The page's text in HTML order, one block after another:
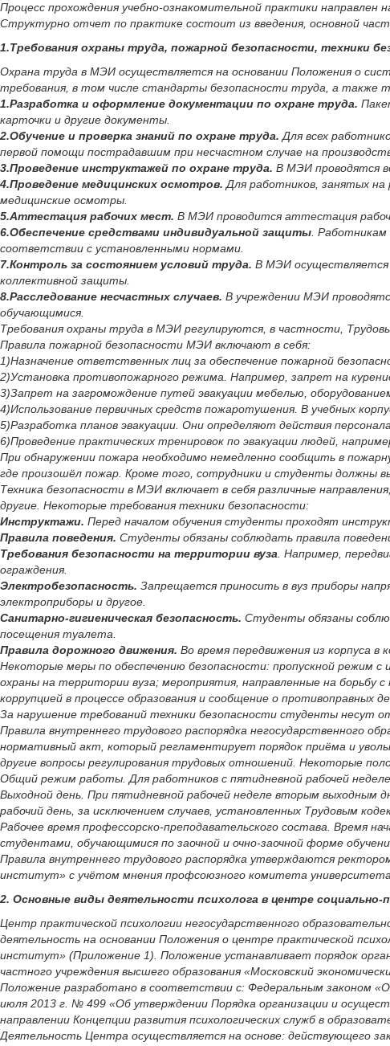
Процесс прохождения учебно-ознакомительной практики
Структурно отчет по практике состоит из введения, основной
1.Требования охраны труда, пожарной безопасности, техники
Охрана труда в МЭИ осуществляется на основании Положения о
требования, в том числе стандарты безопасности труда, а также
1.Разработка и оформление документации по охране труда.
карточки и другие документы.
2.Обучение и проверка знаний по охране труда. Для всех
первой помощи пострадавшим при несчастном случае на
3.Проведение инструктажей по охране труда. В МЭИ проводятся
4.Проведение медицинских осмотров. Для работников, занятых на
медицинские осмотры.
5.Аттестация рабочих мест. В МЭИ проводится аттестация
6.Обеспечение средствами индивидуальной защиты .
соответствии с установленными нормами.
7.Контроль за состоянием условий труда. В МЭИ осуществляется
коллективной защиты.
8.Расследование несчастных случаев. В учреждении МЭИ
обучающимися.
Требования охраны труда в МЭИ регулируются, в частности,
Правила пожарной безопасности МЭИ включают в себя:
1)Назначение ответственных лиц за обеспечение пожарной
2)Установка противопожарного режима. Например, запрет на
3)Запрет на загромождение путей эвакуации мебелью,
4)Использование первичных средств пожаротушения. В учебных
5)Разработка планов эвакуации. Они определяют действия
6)Проведение практических тренировок по эвакуации людей,
При обнаружении пожара необходимо немедленно сообщить в
где произошёл пожар. Кроме того, сотрудники и студенты должны
Техника безопасности в МЭИ включает в себя различные
другие. Некоторые требования техники безопасности:
Инструктажи. Перед началом обучения студенты проходят
Правила поведения. Студенты обязаны соблюдать правила
Требования безопасности на территории вуза . Например,
ограждения.
Электробезопасность. Запрещается приносить в вуз приборы
электроприборы и другое.
Санитарно-гигиеническая безопасность. Студенты обязаны
посещения туалета.
Правила дорожного движения. Во время передвижения из корпуса в
Некоторые меры по обеспечению безопасности: пропускной режим
охраны на территории вуза; мероприятия, направленные на борьбу
коррупцией в процессе образования и сообщение о противоправных
За нарушение требований техники безопасности студенты несут
Правила внутреннего трудового распорядка негосударственного
нормативный акт, который регламентирует порядок приёма и
другие вопросы регулирования трудовых отношений. Некоторые
Общий режим работы. Для работников с пятидневной рабочей
Выходной день. При пятидневной рабочей неделе вторым выходным
рабочий день, за исключением случаев, установленных Трудовым
Рабочее время профессорско-преподавательского состава. Время
студентами, обучающимися по заочной и очно-заочной форме
Правила внутреннего трудового распорядка утверждаются
институт» с учётом мнения профсоюзного комитета университета.
2. Основные виды деятельности психолога в центре
Центр практической психологии негосударственного
деятельность на основании Положения о центре практической
институт» (Приложение 1). Положение устанавливает порядок
частного учреждения высшего образования «Московский
Положение разработано в соответствии с: Федеральным законом
июля 2013 г. № 499 «Об утверждении Порядка организации и
направлении Концепции развития психологических служб в
Деятельность Центра осуществляется на основе: действующего